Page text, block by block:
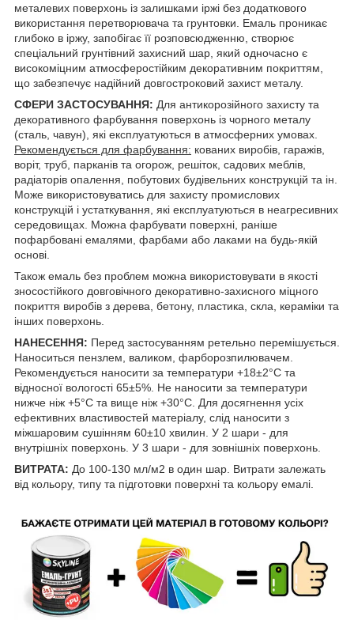
металевих поверхонь із залишками іржі без додаткового
використання перетворювача та грунтовки. Емаль проникає
глибоко в іржу, запобігає її розповсюдженню, створює
спеціальний грунтівний захисний шар, який одночасно є
високоміцним атмосферостійким декоративним покриттям,
що забезпечує надійний довгостроковий захист металу.
СФЕРИ ЗАСТОСУВАННЯ: Для антикорозійного захисту та
декоративного фарбування поверхонь із чорного металу
(сталь, чавун), які експлуатуються в атмосферних умовах.
Рекомендується для фарбування: кованих виробів, гаражів,
воріт, труб, парканів та огорож, решіток, садових меблів,
радіаторів опалення, побутових будівельних конструкцій та ін.
Може використовуватись для захисту промислових
конструкцій і устаткування, які експлуатуються в неагресивних
середовищах. Можна фарбувати поверхні, раніше
пофарбовані емалями, фарбами або лаками на будь-якій
основі.
Також емаль без проблем можна використовувати в якості
зносостійкого довговічного декоративно-захисного міцного
покриття виробів з дерева, бетону, пластика, скла, кераміки та
інших поверхонь.
НАНЕСЕННЯ: Перед застосуванням ретельно перемішується.
Наноситься пензлем, валиком, фарборозпилювачем.
Рекомендується наносити за температури +18±2°С та
відносної вологості 65±5%. Не наносити за температури
нижче ніж +5°С та вище ніж +30°С. Для досягнення усіх
ефективних властивостей матеріалу, слід наносити з
міжшаровим сушінням 60±10 хвилин. У 2 шари - для
внутрішніх поверхонь. У 3 шари - для зовнішніх поверхонь.
ВИТРАТА: До 100-130 мл/м2 в один шар. Витрати залежать
від кольору, типу та підготовки поверхні та кольору емалі.